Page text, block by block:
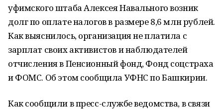
уфимского штаба Алексея Навального возник
долг по оплате налогов в размере 8,6 млн рублей.
Как выяснилось, организация не платила с
зарплат своих активистов и наблюдателей
отчисления в Пенсионный фонд, Фонд соцстраха
и ФОМС. Об этом сообщила УФНС по Башкирии.
Как сообщили в пресс-службе ведомства, в связи